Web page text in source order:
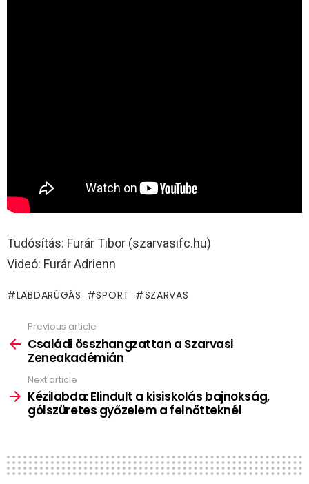
Tudósítás: Furár Tibor (szarvasifc.hu)
Videó: Furár Adrienn
LABDARÚGÁS SPORT SZARVAS
more
Previous article
Családi összhangzattan a Szarvasi
Zeneakadémián
Next article
Kézilabda: Elindult a kisiskolás bajnokság,
gólszüretes győzelem a felnőtteknél